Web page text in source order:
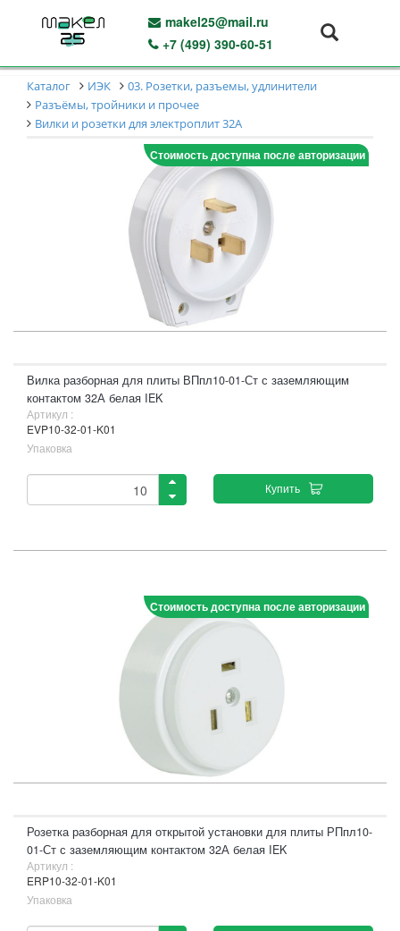
makel25@mail.ru
+7 (499) 390-60-51
Каталог ИЭК
03. Розетки, разъемы, удлинители
Разъёмы, тройники и прочее
Вилки и розетки для электроплит 32А
Стоимость доступна после авторизации
Вилка разборная для плиты ВПпл10-01-Ст с заземляющим
контактом 32А белая IEK
Артикул :
EVP10-32-01-K01
Упаковка
Купить
Стоимость доступна после авторизации
Розетка разборная для открытой установки для плиты РПпл10-
01-Ст с заземляющим контактом 32А белая IEK
Артикул :
ERP10-32-01-K01
Упаковка